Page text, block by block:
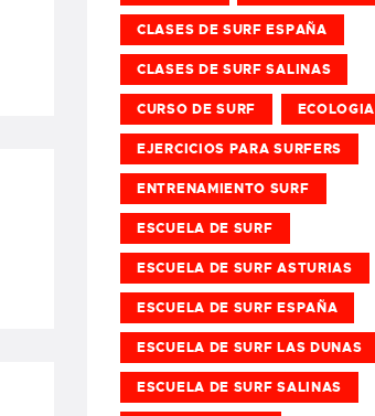
CLASES DE SURF ESPAÑA
CLASES DE SURF SALINAS
CURSO DE SURF ECOLOGIA
EJERCICIOS PARA SURFERS
ENTRENAMIENTO SURF
ESCUELA DE SURF
ESCUELA DE SURF ASTURIAS
ESCUELA DE SURF ESPAÑA
ESCUELA DE SURF LAS DUNAS
ESCUELA DE SURF SALINAS